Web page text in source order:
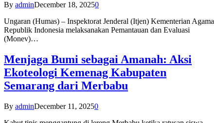
By adminDecember 18, 20250
Ungaran (Humas) – Inspektorat Jenderal (Itjen) Kementerian Agama
Republik Indonesia melaksanakan Pemantauan dan Evaluasi
(Monev)…
Menjaga Bumi sebagai Amanah: Aksi
Ekoteologi Kemenag Kabupaten
Semarang dari Merbabu
By adminDecember 11, 20250